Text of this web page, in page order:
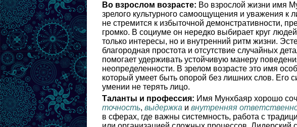
Во взрослом возрасте: Во взрослой жизни имя
зрелого культурного самоощущения и уважения к
не стремится к избыточной демонстративности,
громко. В социуме он нередко выбирает круг
только интересы, но и внутренний ритм жизни.
благородная простота и отсутствие случайных
помогает удерживать устойчивую манеру
неопределенности. В зрелом возрасте это имя
который умеет быть опорой без лишних слов. Его
умении не терять лицо.
Таланты и профессия: Имя Мунхбаяр хорошо
точность, выдержка и внутренняя
в сферах, где важны системность, работа с